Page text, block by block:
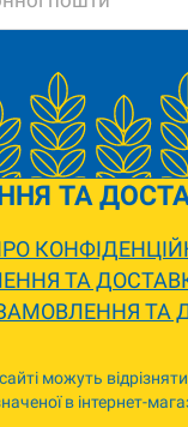
ТА
ТА
ТА
можуть
в інтернет-